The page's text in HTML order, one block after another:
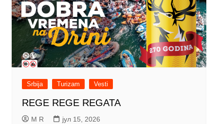
Srbija Turizam Vesti
REGE REGE REGATA
M R јул 15, 2026